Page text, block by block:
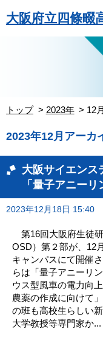
大阪府立四條畷
トップ 2023年 12月
2023年12月アーカ
大阪サイエン
「量子アニー
2023年12月18日 15:40
第16回大阪府生徒
OSD）第２部が、12
キャンパスにて開催
らは「量子アニーリ
ウス型風車の電力向
農薬の作成に向けて
の班も高校生らしい
大学教授等専門家か...